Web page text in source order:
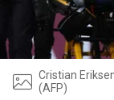
Cristian
(AFP)